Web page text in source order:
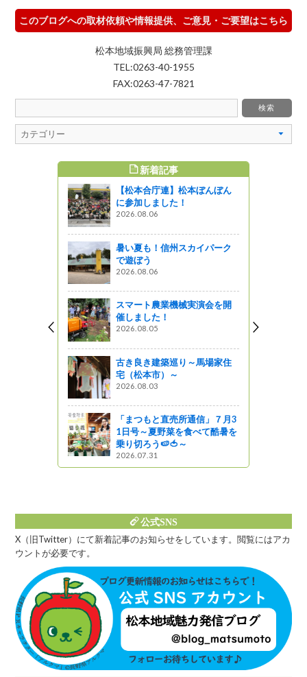
このブログへの取材依頼や情報提供、ご意見・ご要望はこちら
松本地域振興局 総務管理課
TEL:0263-40-1955
FAX:0263-47-7821
新着記事
【松本合庁連】松本ぼんぼん
に参加しました！
2026.08.06
暑い夏も！信州スカイパーク
で遊ぼう
2026.08.06
スマート農業機械実演会を開
催しました！
2026.08.05
古き良き建築巡り～馬場家住
宅（松本市）～
2026.08.03
「まつもと直売所通信」７月3
1日号～夏野菜を食べて酷暑を
乗り切ろう🍉🍅～
2026.07.31
公式SNS
X（旧Twitter）にて新着記事のお知らせをしています。閲覧にはアカ
ウントが必要です。